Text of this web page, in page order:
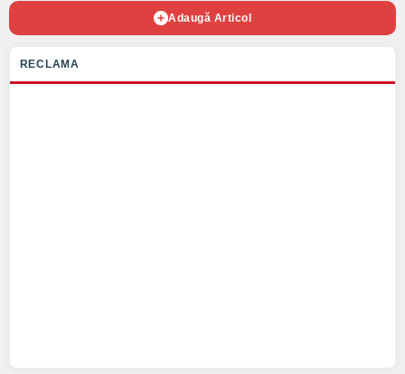
Adaugă Articol
RECLAMA